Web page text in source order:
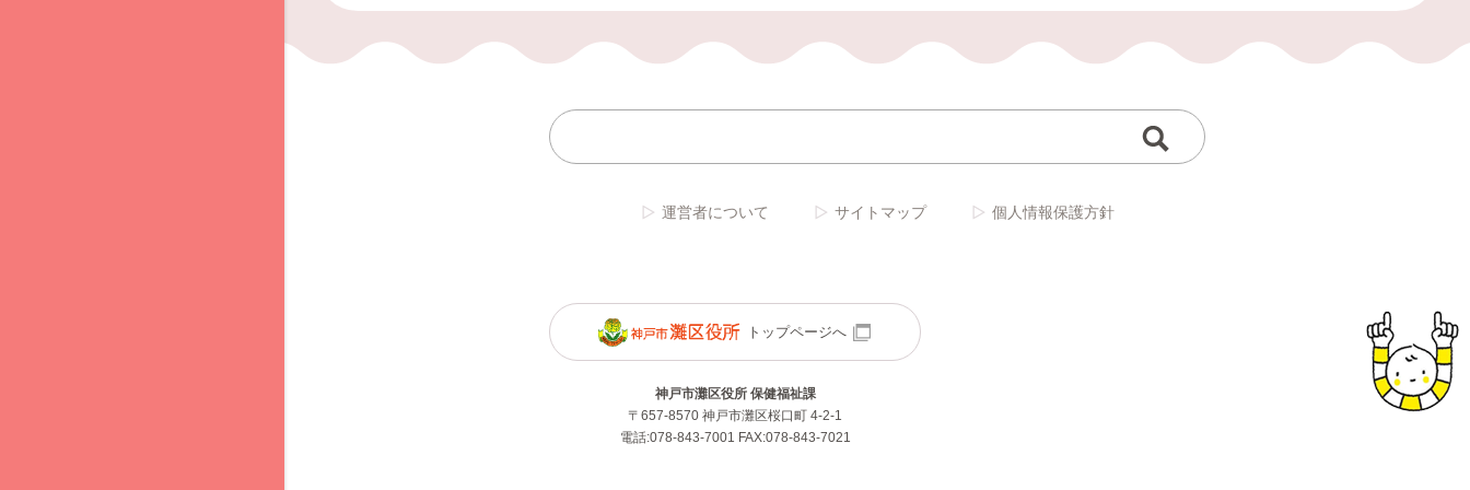
運営者について サイトマップ 個人情報保護方針
トップページへ
神戸市灘区役所 保健福祉課
〒657-8570 神戸市灘区桜口町 4-2-1
電話:078-843-7001 FAX:078-843-7021